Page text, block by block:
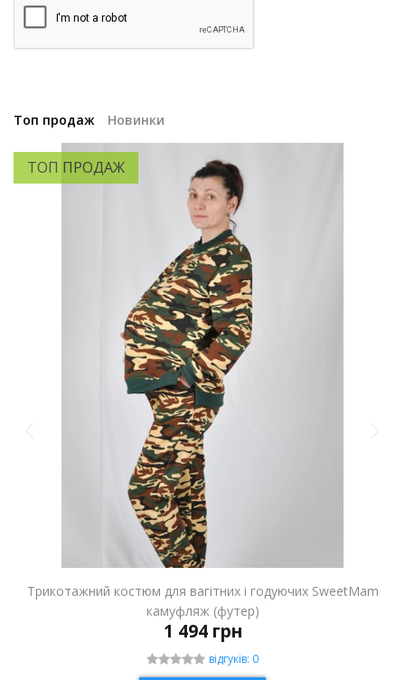
Топ продаж Новинки
ТОП ПРОДАЖ
Трикотажний костюм для вагітних і годуючих SweetMam
камуфляж (футер)
1 494 грн
відгуків: 0